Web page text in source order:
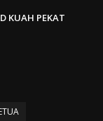
KUAH PEKAT